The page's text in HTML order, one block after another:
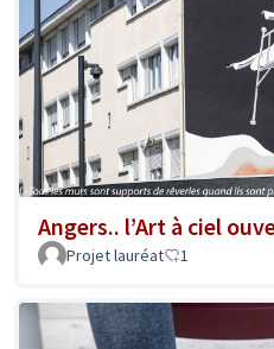
Angers.. l’Art à ciel
Projet lauréat 1